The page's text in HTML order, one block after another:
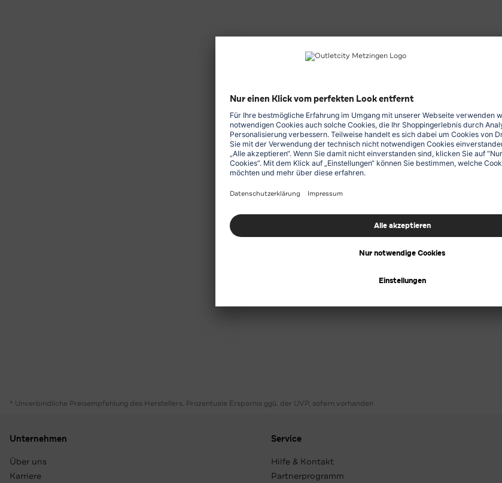
* Unverbindliche Preisempfehlung des Herstellers. Prozentuale Ersparnis ggü. der UVP, sofern vorhanden
Unternehmen
Über uns
Karriere
Service
Hilfe & Kontakt
Partnerprogramm